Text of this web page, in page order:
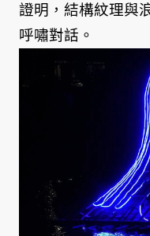
證明，結構紋理與
呼嘯對話。